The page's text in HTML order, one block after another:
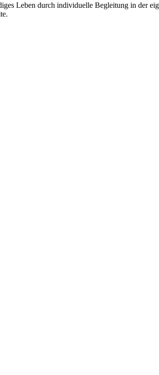
Leben durch individuelle Begleitung in der